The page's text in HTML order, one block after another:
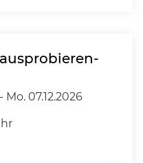
Mo. 07.12.2026